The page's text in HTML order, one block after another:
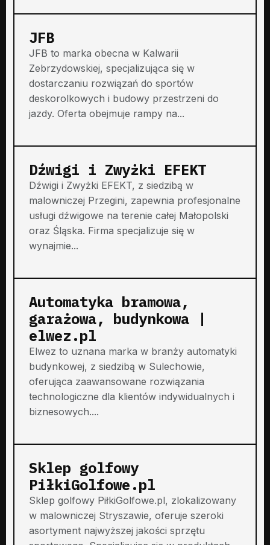
JFB
JFB to marka obecna w Kalwarii
Zebrzydowskiej, specjalizująca się w
dostarczaniu rozwiązań do sportów
deskorolkowych i budowy przestrzeni do
jazdy. Oferta obejmuje rampy na...
Dźwigi i Zwyżki EFEKT
Dźwigi i Zwyżki EFEKT, z siedzibą w
malowniczej Przegini, zapewnia profesjonalne
usługi dźwigowe na terenie całej Małopolski
oraz Śląska. Firma specjalizuje się w
wynajmie...
Automatyka bramowa,
garażowa, budynkowa |
elwez.pl
Elwez to uznana marka w branży automatyki
budynkowej, z siedzibą w Sulechowie,
oferująca zaawansowane rozwiązania
technologiczne dla klientów indywidualnych i
biznesowych....
Sklep golfowy
PiłkiGolfowe.pl
Sklep golfowy PiłkiGolfowe.pl, zlokalizowany
w malowniczej Stryszawie, oferuje szeroki
asortyment najwyższej jakości sprzętu